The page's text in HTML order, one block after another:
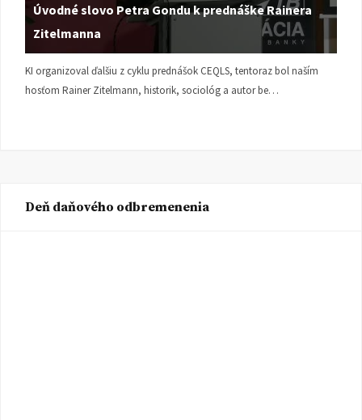
Úvodné slovo Petra Gondu k prednáške Rainera
Zitelmanna
KI organizoval ďalšiu z cyklu prednášok CEQLS, tentoraz bol naším
hosťom Rainer Zitelmann, historik, sociológ a autor be…
Deň daňového odbremenenia